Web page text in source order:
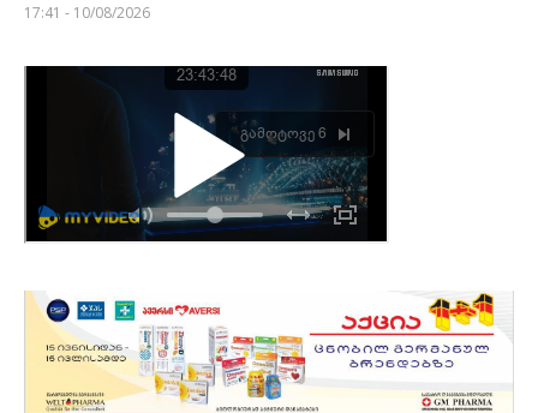
17:41 - 10/08/2026